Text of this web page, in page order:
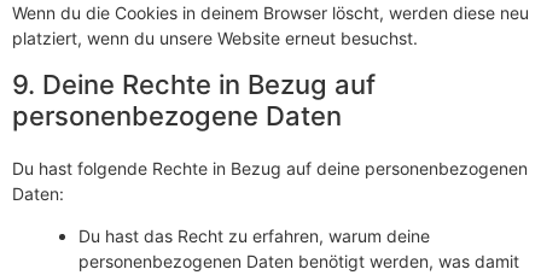
Wenn du die Cookies in deinem Browser löscht, werden diese neu
platziert, wenn du unsere Website erneut besuchst.
9. Deine Rechte in Bezug auf
personenbezogene Daten
Du hast folgende Rechte in Bezug auf deine personenbezogenen
Daten:
Du hast das Recht zu erfahren, warum deine
personenbezogenen Daten benötigt werden, was damit